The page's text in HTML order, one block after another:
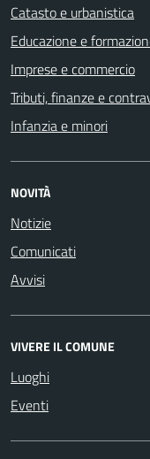
Catasto e urbanistica
Educazione e
Imprese e commercio
Tributi, finanze e
Infanzia e minori
NOVITÀ
Notizie
Comunicati
Avvisi
VIVERE IL COMUNE
Luoghi
Eventi